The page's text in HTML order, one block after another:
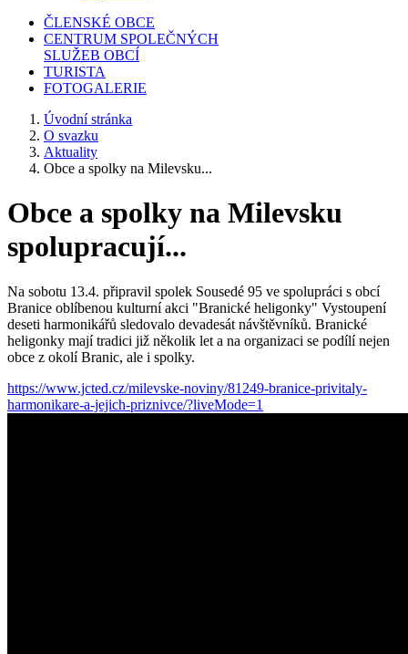
ČLENSKÉ OBCE
CENTRUM SPOLEČNÝCH
SLUŽEB OBCÍ
TURISTA
FOTOGALERIE
Úvodní stránka
O svazku
Aktuality
Obce a spolky na Milevsku...
Obce a spolky na Milevsku
spolupracují...
Na sobotu 13.4. připravil spolek Sousedé 95 ve spolupráci s obcí
Branice oblíbenou kulturní akci "Branické heligonky" Vystoupení
deseti harmonikářů sledovalo devadesát návštěvníků. Branické
heligonky mají tradici již několik let a na organizaci se podílí nejen
obce z okolí Branic, ale i spolky.
https://www.jcted.cz/milevske-noviny/81249-branice-privitaly-
harmonikare-a-jejich-priznivce/?liveMode=1